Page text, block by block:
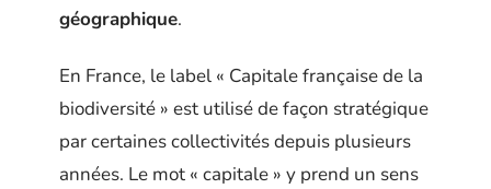
géographique.
En France, le label « Capitale française de la
biodiversité » est utilisé de façon stratégique
par certaines collectivités depuis plusieurs
années. Le mot « capitale » y prend un sens